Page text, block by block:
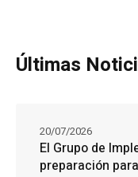
Últimas
El Grupo de
preparación
20/07/2026